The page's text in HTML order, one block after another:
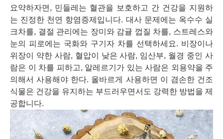
요약하자면, 민들레는 혈관을 보호하고 간 건강을 지원하
는 진정한 천연 항염증제입니다. 대사 문제에는 옥수수 실
크차를, 결절 관리에는 장미와 감귤 껍질 차를, 스트레스와
눈의 피로에는 국화와 구기자 차를 선택하세요. 비장이나
위장이 약한 사람, 혈압이 낮은 사람, 임산부, 월경 중인 사
람은 이 차를 피하고, 알레르기가 있는 사람은 외용약을 주
의해서 사용해야 한다. 올바르게 사용하면 이 겸손한 건조
식물은 건강을 유지하는 부드러우면서도 강력한 방법을 제
공합니다.